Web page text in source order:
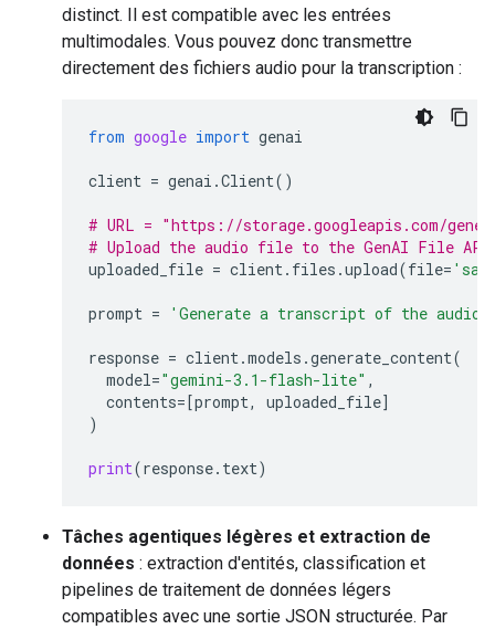
distinct. Il est compatible avec les entrées
multimodales. Vous pouvez donc transmettre
directement des fichiers audio pour la transcription :
from google import genai
client = genai .Client()
# URL = "https://storage.googleapis.com/
# Upload the audio file to the GenAI File API
uploaded_file = client. files .upload(file=
prompt = 'Generate a transcript of the
response = client.models .generate_content(
model="gemini-3.1-flash-lite" ,
contents=[prompt, uploaded_file]
)
print(response. text)
Tâches agentiques légères et extraction de
données : extraction d'entités, classification et
pipelines de traitement de données légers
compatibles avec une sortie JSON structurée. Par